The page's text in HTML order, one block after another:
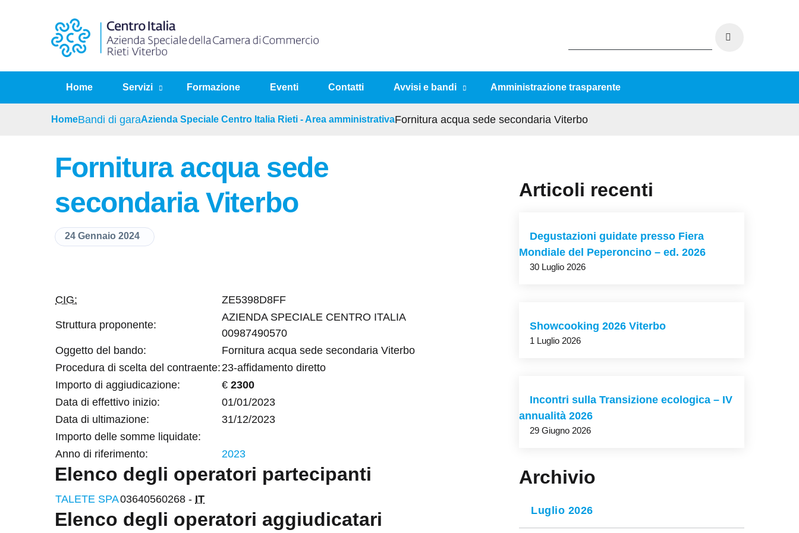
Home Servizi Formazione Eventi Contatti Avvisi e bandi Amministrazione trasparente
HomeBandi di garaAzienda Speciale Centro Italia Rieti - Area amministrativaFornitura acqua sede secondaria Viterbo
Fornitura acqua sede
secondaria Viterbo
24 Gennaio 2024
CIG: ZE5398D8FF
Struttura proponente:
AZIENDA SPECIALE CENTRO ITALIA
00987490570
Oggetto del bando:
Fornitura acqua sede secondaria Viterbo
Procedura di scelta del contraente: 23-affidamento diretto
Importo di aggiudicazione:
€ 2300
Data di effettivo inizio:
01/01/2023
Data di ultimazione:
31/12/2023
Importo delle somme liquidate:
Anno di riferimento:
2023
Elenco degli operatori partecipanti
TALETE SPA03640560268 - IT
Elenco degli operatori aggiudicatari
Articoli recenti
Degustazioni guidate presso Fiera
Mondiale del Peperoncino – ed. 2026
30 Luglio 2026
Showcooking 2026 Viterbo
1 Luglio 2026
Incontri sulla Transizione ecologica – IV
annualità 2026
29 Giugno 2026
Archivio
Luglio 2026